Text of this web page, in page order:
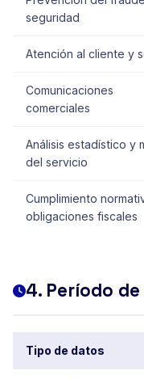
seguridad
Atención al cliente y
Comunicaciones
comerciales
Análisis estadístico y
del servicio
Cumplimiento
obligaciones fiscales
4. Período
Tipo de datos